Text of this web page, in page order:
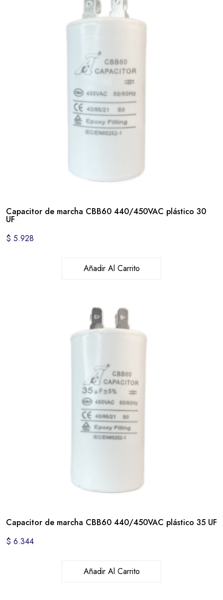
Capacitor de marcha CBB60 440/450VAC plástico 30
UF
$ 5.928
Añadir Al Carrito
Capacitor de marcha CBB60 440/450VAC plástico 35 UF
$ 6.344
Añadir Al Carrito